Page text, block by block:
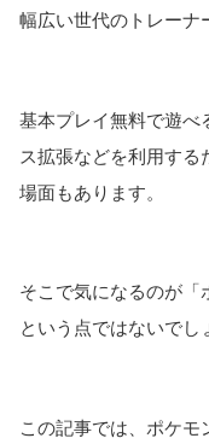
幅広い世代のトレーナ
基本プレイ無料で遊べ
ス拡張などを利用する
場面もあります。
そこで気になるのが「
という点ではないでし
この記事では、ポケ